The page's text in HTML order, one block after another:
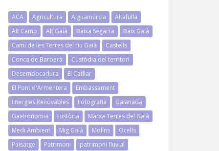
ACA Agricultura Aiguamúrcia
Altafulla
Alt Camp
Alt Gaià Baixa Segarra
Baix Gaià
Camí de les Terres del riu Gaià
Castells
Conca de Barberà
Custòdia del territori
Desembocadura
El Catllar
El Pont d'Armentera
Embassament
Energies Renovables
Fotografia
Gaianada
Gastronomia
Història
Marxa Terres del Gaià
Medi Ambient
Mig Gaià Molíns
Ocells
Paisatge
Patrimoni
patrimoni fluvial